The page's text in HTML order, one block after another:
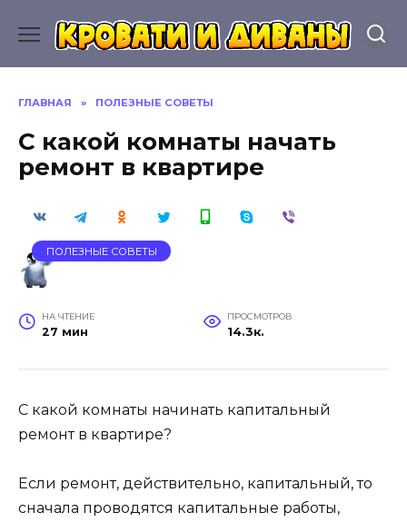
содержанию
ГЛАВНАЯ » ПОЛЕЗНЫЕ СОВЕТЫ
С какой комнаты начать
ремонт в квартире
ПОЛЕЗНЫЕ СОВЕТЫ
НА ЧТЕНИЕ
27 мин
ПРОСМОТРОВ
14.3к.
С какой комнаты начинать капитальный
ремонт в квартире?
Если ремонт, действительно, капитальный, то
сначала проводятся капитальные работы,